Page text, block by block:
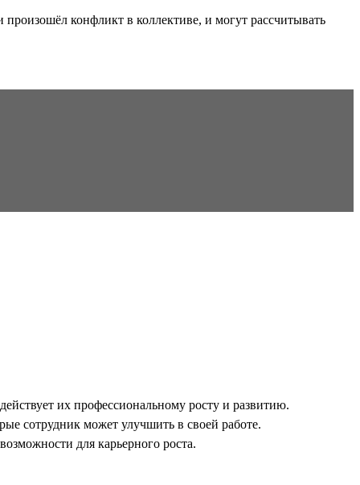
конфликт в коллективе, и могут рассчитывать
их профессиональному росту и развитию.
сотрудник может улучшить в своей работе.
для карьерного роста.